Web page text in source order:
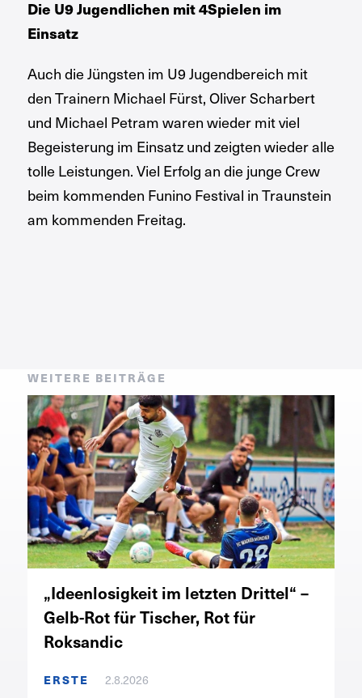
Die U9 Jugendlichen mit 4Spielen im
Einsatz
Auch die Jüngsten im U9 Jugendbereich mit
den Trainern Michael Fürst, Oliver Scharbert
und Michael Petram waren wieder mit viel
Begeisterung im Einsatz und zeigten wieder alle
tolle Leistungen. Viel Erfolg an die junge Crew
beim kommenden Funino Festival in Traunstein
am kommenden Freitag.
WEITERE BEITRÄGE
„Ideenlosigkeit im letzten Drittel“ –
Gelb-Rot für Tischer, Rot für
Roksandic
ERSTE 2.8.2026